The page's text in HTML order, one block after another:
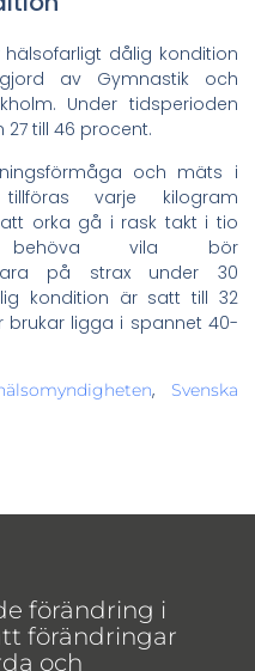
dålig kondition
av Gymnastik och
Under tidsperioden
27 till 46 procent.
och mäts i
varje kilogram
orka gå i rask takt i tio
vila bör
på strax under 30
kondition är satt till 32
brukar ligga i spannet 40-
,
Svenska
förändring i
förändringar
och